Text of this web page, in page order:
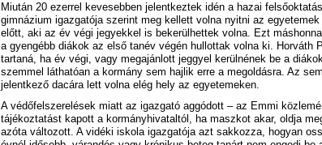
Miután 20 ezerrel kevesebben jelentkeztek idén a hazai
gimnázium igazgatója szerint meg kellett volna nyitni az
előtt, aki az év végi jegyekkel is bekerülhettek volna. Ezt
a gyengébb diákok az első tanév végén hullottak volna ki. Horváth
tartaná, ha év végi, vagy megajánlott jeggyel kerülnének be a
szemmel láthatóan a kormány sem hajlik erre a megoldásra. Az
jelentkező dacára lett volna elég hely az egyetemeken.
A védőfelszerelések miatt az igazgató aggódott – az Emmi
tájékoztatást kapott a kormányhivataltól, ha maszkot akar, oldja
azóta változott. A vidéki iskola igazgatója azt sakkozza, hogyan